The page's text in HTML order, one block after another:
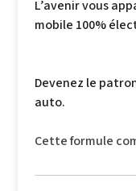
L’avenir vous
mobile 100%
Devenez le
auto.
Cette formule